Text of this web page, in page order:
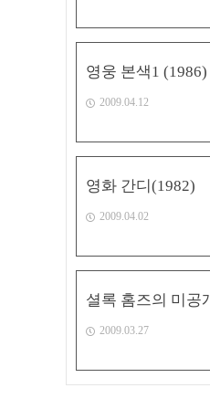
영웅 본색1 (1986)
2009.04.12
영화 간디(1982)
2009.04.02
셜록 홈즈의 미공
2009.03.27